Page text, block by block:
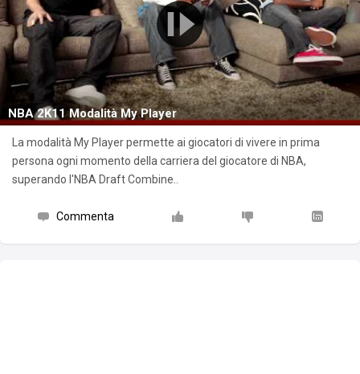
NBA 2K11 Modalità My Player
La modalità My Player permette ai giocatori di vivere in prima
persona ogni momento della carriera del giocatore di NBA,
superando l'NBA Draft Combine..
Commenta